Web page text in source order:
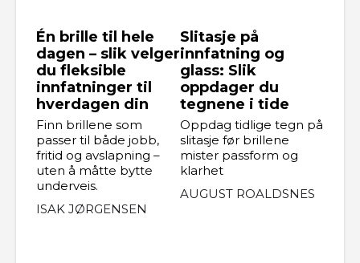
Én brille til hele
dagen – slik velger
du fleksible
innfatninger til
hverdagen din
Finn brillene som
passer til både jobb,
fritid og avslapning –
uten å måtte bytte
underveis.
ISAK JØRGENSEN
Slitasje på
innfatning og
glass: Slik
oppdager du
tegnene i tide
Oppdag tidlige tegn på
slitasje før brillene
mister passform og
klarhet
AUGUST ROALDSNES